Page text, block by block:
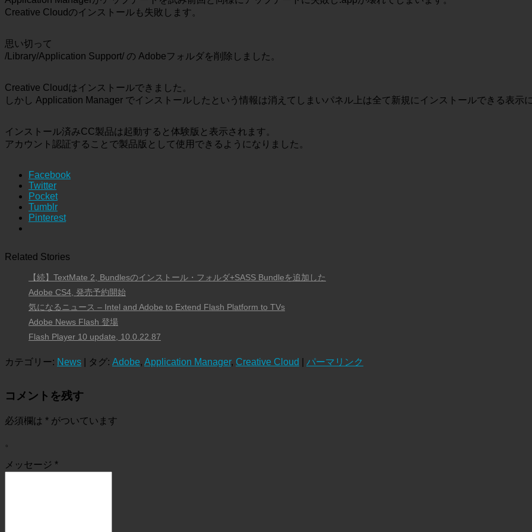
Creative Cloudのインストールも失敗します。
思い切って
/Library/Application Support/ の Adobeフォルダを削除しました。
Creative Cloudはインストールできました。
しかし Application Manager でインストールしたという情報は消えてしまいパネル上は全て新規にインストールできる表示
インストール済みCC製品は起動すると体験版と表示されます。
アカウント認証することで製品版として使用できるようになりました。
Facebook
Twitter
Pocket
Tumblr
Pinterest
Related Stories
【続】TextMate 2, Bundlesのインストール・フォルダ+SASS Bundleを追加した
Adobe CS4, 発売予約開始
気になるニュース – Intel and Adobe to Extend Flash Platform to TVs
Adobe News Flash 登場
Flash Player 10 update, 10.0.22.87
カテゴリー: News | タグ: Adobe, Application Manager, Creative Cloud パーマリンク
コメントを残す
必須欄は * がついています
。
メッセージ *